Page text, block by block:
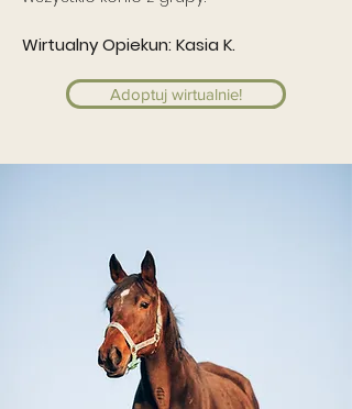
Wirtualny Opiekun: Kasia K.
Adoptuj wirtualnie!